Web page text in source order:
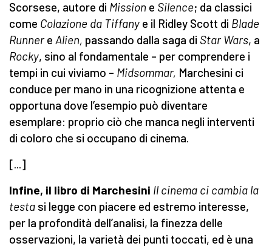
Scorsese, autore di Mission e Silence; da classici
come Colazione da Tiffany e il Ridley Scott di Blade
Runnere Alien, passando dalla saga di Star Wars, a
Rocky, sino al fondamentale – per comprendere i
tempi in cui viviamo – Midsommar, Marchesini ci
conduce per mano in una ricognizione attenta e
opportuna dove l’esempio può diventare
esemplare: proprio ciò che manca negli interventi
di coloro che si occupano di cinema.
[...]
Infine, il libro di Marchesini Il cinema ci cambia la
testa si legge con piacere ed estremo interesse,
per la profondità dell’analisi, la finezza delle
osservazioni, la varietà dei punti toccati, ed è una